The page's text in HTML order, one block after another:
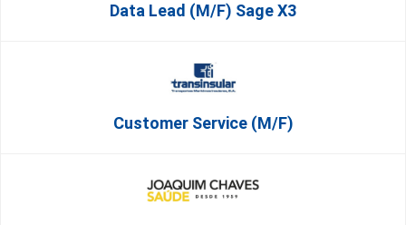
Data Lead (m/f) Sage X3
Customer Service (m/f)